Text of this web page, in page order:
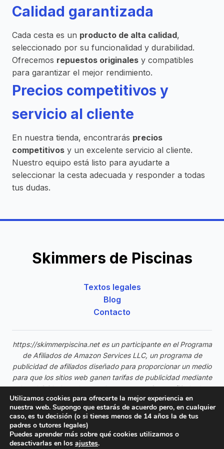
Calidad garantizada
Cada cesta es un producto de alta calidad,
seleccionado por su funcionalidad y durabilidad.
Ofrecemos repuestos originales y compatibles
para garantizar el mejor rendimiento.
Precios competitivos y
servicio al cliente
En nuestra tienda, encontrarás precios
competitivos y un excelente servicio al cliente.
Nuestro equipo está listo para ayudarte a
seleccionar la cesta adecuada y responder a todas
tus dudas.
Skimmers de Piscinas
Textos legales
Blog
Contacto
https://skimmerpiscina.net es un participante en el Programa
de Afiliados de Amazon Services LLC, un programa de
publicidad de afiliados diseñado para proporcionar un medio
para que los sitios web ganen tarifas de publicidad mediante
la publicidad y enlaces a Amazon.com. Como afiliado de
Amazon, ganamos comisiones por las compras elegibles
realizadas a través de nuestros enlaces de afiliado sin
ningún costo adicional para los visitantes de nuestro sitio
web.
Utilizamos cookies para ofrecerte la mejor experiencia en
nuestra web. Supongo que estarás de acuerdo pero, en cualquier
caso, es tu decisión (o si tienes menos de 14 años la de tus
padres o tutores legales)
Puedes aprender más sobre qué cookies utilizamos o
desactivarlas en los ajustes.